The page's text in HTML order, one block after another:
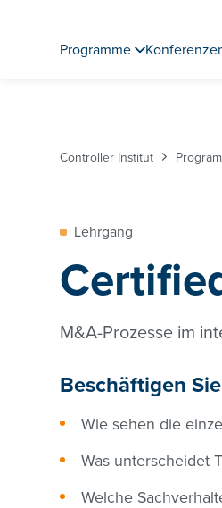
Programme
Controller Institut
Lehrgang
M&A-Prozesse im
Beschäftigen
Wie sehen die
Was unterscheidet
Welche